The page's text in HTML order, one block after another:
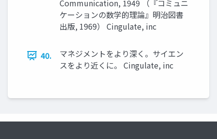
Communication, 1949 （『コミュニ
ケーションの数学的理論』明治図書
出版, 1969） Cingulate, inc
40.
マネジメントをより深く。サイエン
スをより近くに。 Cingulate, inc